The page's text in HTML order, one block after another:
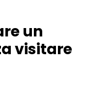
un
visitare